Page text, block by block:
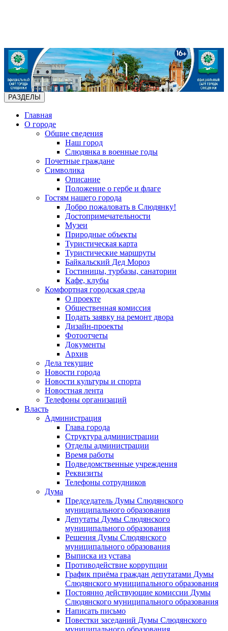
РАЗДЕЛЫ
Главная
О городе
Общие сведения
Наш город
Слюдянка в военные годы
Почетные граждане
Символика
Описание
Положение о гербе и флаге
Гостям нашего города
Добро пожаловать в Слюдянку!
Достопримечательности
Музеи
Природные объекты
Туристическая карта
Туристические маршруты
Байкальский Дед Мороз
Гостиницы, турбазы, санатории
Кафе, клубы
Комфортная городская среда
О проекте
Общественная комиссия
Подать заявку на ремонт двора
Дизайн-проекты
Фотоотчеты
Документы
Архив
Дела текущие
Новости города
Новости культуры и спорта
Новостная лента
Телефоны организаций
Власть
Администрация
Глава города
Структура администрации
Отделы администрации
Время работы
Подведомственные учреждения
Реквизиты
Телефоны сотрудников
Дума
Председатель Думы Слюдянского
муниципального образования
Депутаты Думы Слюдянского
муниципального образования
Решения Думы Слюдянского
муниципального образования
Выписка из устава
Противодействие коррупции
График приёма граждан депутатами Думы
Слюдянского муниципального образования
Постоянно действующие комиссии Думы
Слюдянского муниципального образования
Написать письмо
Повестки заседаний Думы Слюдянского